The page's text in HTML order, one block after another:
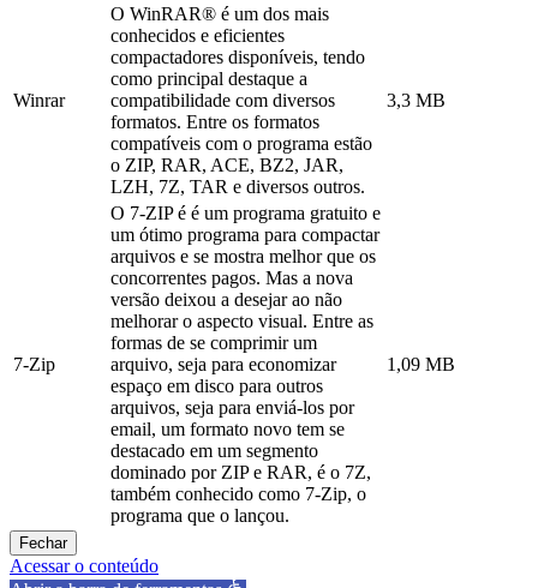
Winrar
O WinRAR® é um dos mais
conhecidos e eficientes
compactadores disponíveis, tendo
como principal destaque a
compatibilidade com diversos
formatos. Entre os formatos
compatíveis com o programa estão
o ZIP, RAR, ACE, BZ2, JAR,
LZH, 7Z, TAR e diversos outros.
3,3 MB
7-Zip
O 7-ZIP é é um programa gratuito e
um ótimo programa para compactar
arquivos e se mostra melhor que os
concorrentes pagos. Mas a nova
versão deixou a desejar ao não
melhorar o aspecto visual. Entre as
formas de se comprimir um
arquivo, seja para economizar
espaço em disco para outros
arquivos, seja para enviá-los por
email, um formato novo tem se
destacado em um segmento
dominado por ZIP e RAR, é o 7Z,
também conhecido como 7-Zip, o
programa que o lançou.
1,09 MB
Fechar
Acessar o conteúdo